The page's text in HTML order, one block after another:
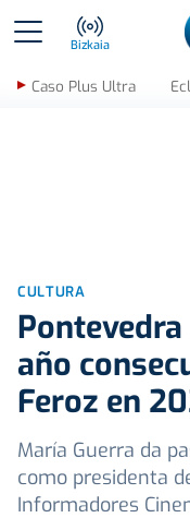
Bizkaia
Caso Plus Ultra
CULTURA
año
Feroz en
María Guerra da
como presidenta
Informadores